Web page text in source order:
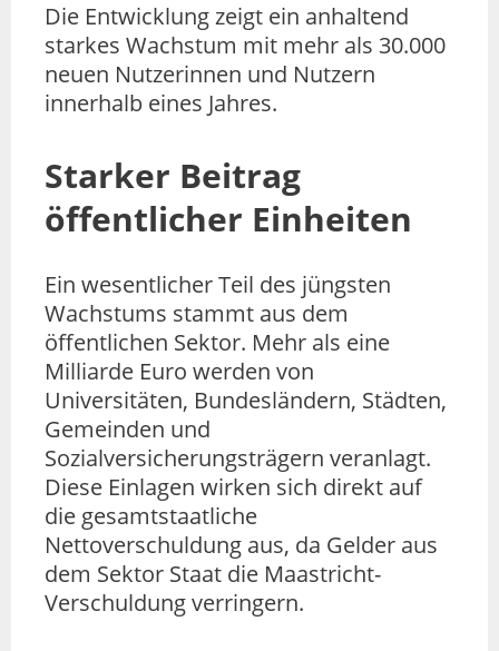
Die Entwicklung zeigt ein anhaltend
starkes Wachstum mit mehr als 30.000
neuen Nutzerinnen und Nutzern
innerhalb eines Jahres.
Starker Beitrag
öffentlicher Einheiten
Ein wesentlicher Teil des jüngsten
Wachstums stammt aus dem
öffentlichen Sektor. Mehr als eine
Milliarde Euro werden von
Universitäten, Bundesländern, Städten,
Gemeinden und
Sozialversicherungsträgern veranlagt.
Diese Einlagen wirken sich direkt auf
die gesamtstaatliche
Nettoverschuldung aus, da Gelder aus
dem Sektor Staat die Maastricht-
Verschuldung verringern.